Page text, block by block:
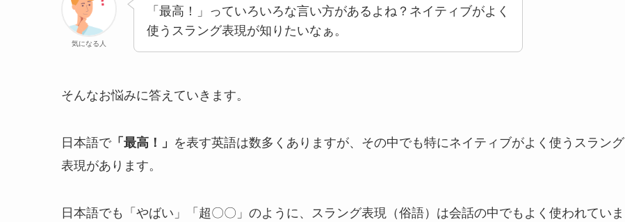
気になる人
「最高！」っていろいろな言い方があるよね？ネイティブがよく
使うスラング表現が知りたいなぁ。
そんなお悩みに答えていきます。
日本語で「最高！」 を表す英語は数多くありますが、その中でも特にネイティブがよく使うスラング
表現があります。
日本語でも「やばい」「超〇〇」のように、スラング表現（俗語）は会話の中でもよく使われていま